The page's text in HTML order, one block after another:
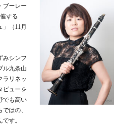
ブーレー
する
」（11月
みシンフ
ル九条山
ラリネッ
ビューを
でも高い
はの、
す。